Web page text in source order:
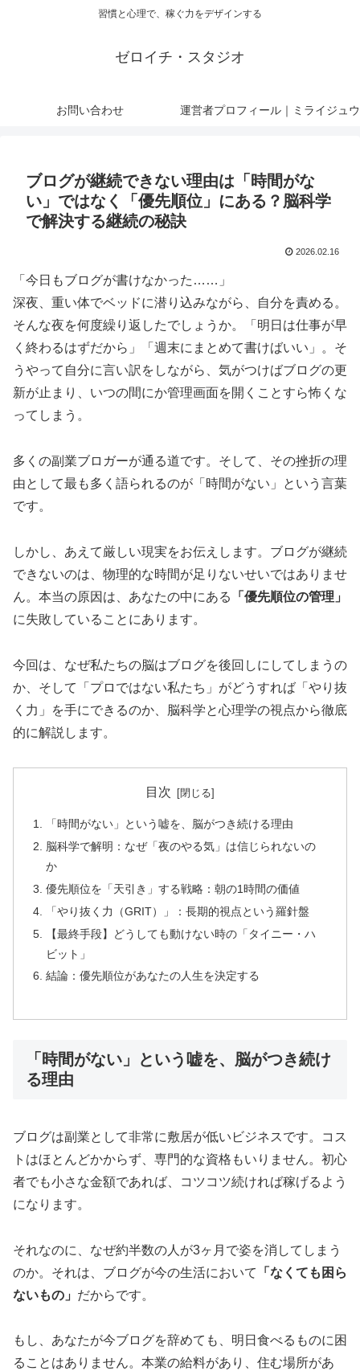
習慣と心理で、稼ぐ力をデザインする
ゼロイチ・スタジオ
お問い合わせ 運営者プロフィール｜ミライジュウ
ブログが継続できない理由は「時間がな
い」ではなく「優先順位」にある？脳科学
で解決する継続の秘訣
2026.02.16
「今日もブログが書けなかった……」
深夜、重い体でベッドに潜り込みながら、自分を責める。
そんな夜を何度繰り返したでしょうか。「明日は仕事が早
く終わるはずだから」「週末にまとめて書けばいい」。そ
うやって自分に言い訳をしながら、気がつけばブログの更
新が止まり、いつの間にか管理画面を開くことすら怖くな
ってしまう。
多くの副業ブロガーが通る道です。そして、その挫折の理
由として最も多く語られるのが「時間がない」という言葉
です。
しかし、あえて厳しい現実をお伝えします。ブログが継続
できないのは、物理的な時間が足りないせいではありませ
ん。本当の原因は、あなたの中にある
「優先順位の管理」
に失敗していることにあります。
今回は、なぜ私たちの脳はブログを後回しにしてしまうの
か、そして「プロではない私たち」がどうすれば「やり抜
く力」を手にできるのか、脳科学と心理学の視点から徹底
的に解説します。
目次
「時間がない」という嘘を、脳がつき続ける理由
脳科学で解明：なぜ「夜のやる気」は信じられないの
か
優先順位を「天引き」する戦略：朝の1時間の価値
「やり抜く力（GRIT）」：長期的視点という羅針盤
【最終手段】どうしても動けない時の「タイニー・ハ
ビット」
結論：優先順位があなたの人生を決定する
「時間がない」という嘘を、脳がつき続け
る理由
ブログは副業として非常に敷居が低いビジネスです。コス
トはほとんどかからず、専門的な資格もいりません。初心
者でも小さな金額であれば、コツコツ続ければ稼げるよう
になります。
それなのに、なぜ約半数の人が3ヶ月で姿を消してしまう
のか。それは、ブログが今の生活において
「なくても困ら
ないもの」 だからです。
もし、あなたが今ブログを辞めても、明日食べるものに困
ることはありません。本業の給料があり、住む場所があ